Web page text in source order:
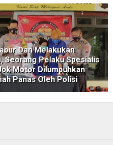
Dan Melakukan
Seorang Pelaku Spesialis
Motor Dilumpuhkan
Panas Oleh Polisi